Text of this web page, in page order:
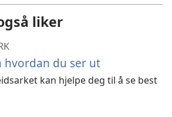
liker
hvordan du ser ut
kan hjelpe deg til å se best